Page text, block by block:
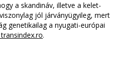
a skandináv, illetve a kelet-
jól járványügyileg, mert
genetikailag a nyugati-európai
.